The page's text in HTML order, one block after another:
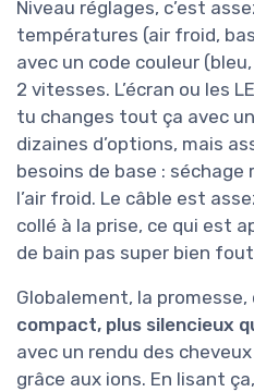
Niveau réglages, c’est
températures (air froid,
avec un code couleur
2 vitesses. L’écran ou les
tu changes tout ça avec
dizaines d’options, mais
besoins de base :
l’air froid. Le câble est
collé à la prise, ce qui est
de bain pas super bien
Globalement, la promesse,
compact, plus silencieux
avec un rendu des
grâce aux ions. En lisant